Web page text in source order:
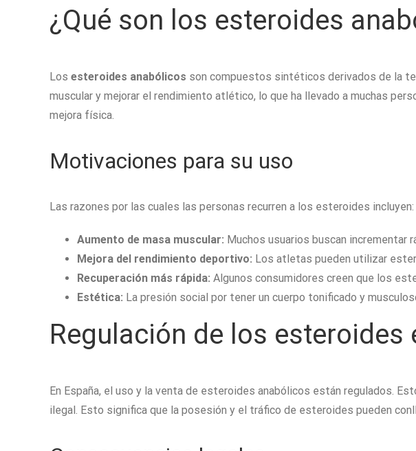
¿Qué son los esteroides
Los esteroides anabólicos son compuestos sintéticos derivados de la
muscular y mejorar el rendimiento atlético, lo que ha llevado a muchas
mejora física.
Motivaciones para su uso
Las razones por las cuales las personas recurren a los esteroides incluyen:
Aumento de masa muscular: Muchos usuarios buscan incrementar
Mejora del rendimiento deportivo: Los atletas pueden utilizar
Recuperación más rápida: Algunos consumidores creen que los
Estética: La presión social por tener un cuerpo tonificado y
Regulación de los esteroides
En España, el uso y la venta de esteroides anabólicos están regulados.
ilegal. Esto significa que la posesión y el tráfico de esteroides pueden